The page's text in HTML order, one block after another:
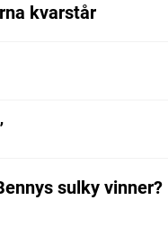
kvarstår
sulky vinner?